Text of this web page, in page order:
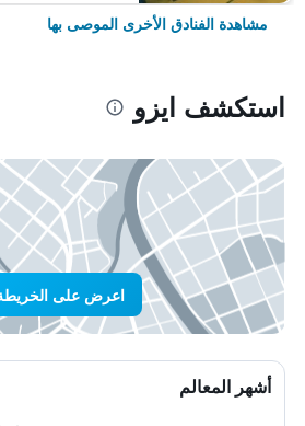
مشاهدة الفنادق الأخرى الموصى بها
استكشف ايزو
اعرض على
أشهر المعالم